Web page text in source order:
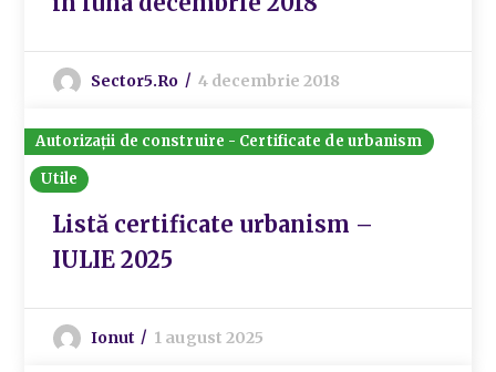
Sector5.ro 4 decembrie 2018
Autorizații de construire - Certificate de urbanism
Utile
Listă certificate urbanism –
IULIE 2025
Ionut 1 august 2025